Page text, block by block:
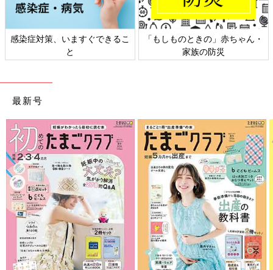
感染症対策、いますぐできるこ
と
「もしものときの」赤ちゃん・
家族の防災
最新号